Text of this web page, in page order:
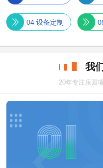
04 设备定制
我
20年专注乐园